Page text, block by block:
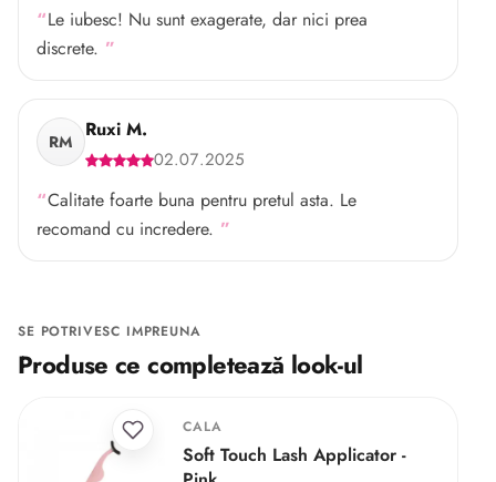
Le iubesc! Nu sunt exagerate, dar nici prea
discrete.
RM Ruxi M.
02.07.2025
Calitate foarte buna pentru pretul asta. Le
recomand cu incredere.
SE POTRIVESC IMPREUNA
Produse ce completează look-ul
CALA
Soft Touch Lash Applicator -